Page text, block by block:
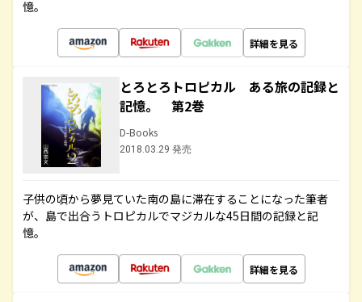
憶。
詳細を見る
とろとろトロピカル ある旅の記録と
記憶。 第2巻
D-Books
2018.03.29 発売
子供の頃から夢見ていた南の島に滞在することになった筆者
が、島で出合うトロピカルでマジカルな45日間の記録と記
憶。
詳細を見る